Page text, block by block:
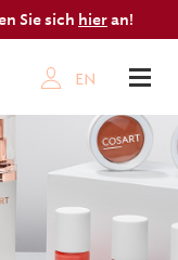
Sie sich hieran!
EN